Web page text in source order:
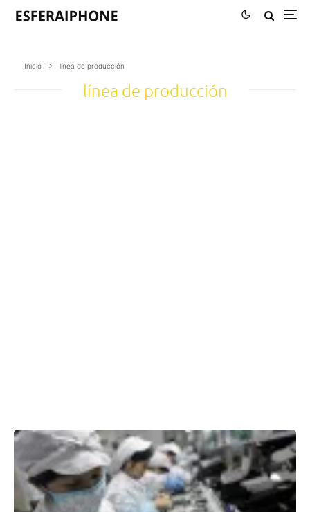
Inicio línea de producción
línea de producción